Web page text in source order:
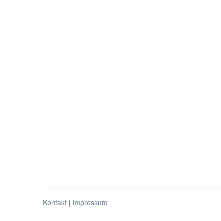
Kontakt | Impressum